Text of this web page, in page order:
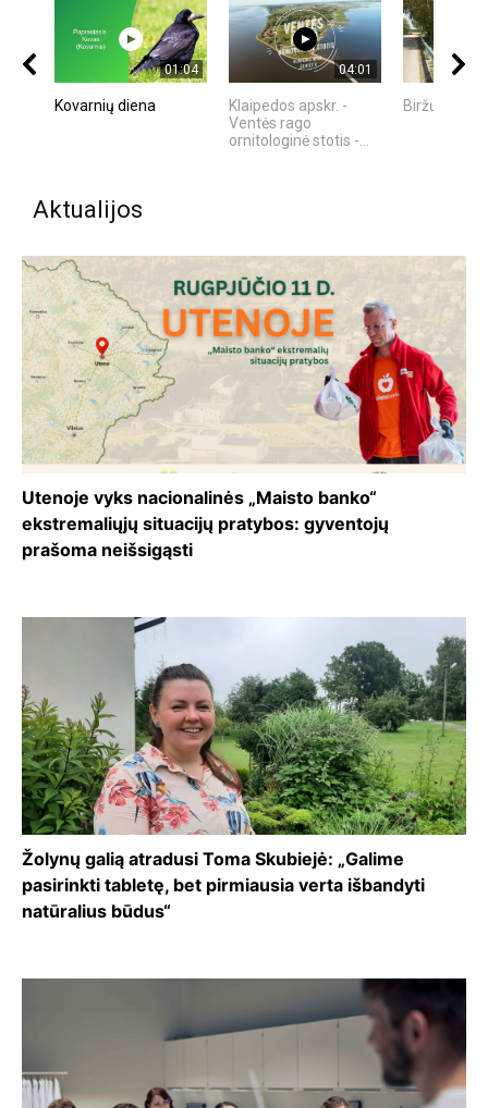
01:04
Kovarnių diena
04:01
Klaipedos apskr. -
Ventės rago
ornitologinė stotis -...
Biržų
Aktualijos
Utenoje vyks nacionalinės „Maisto banko“
ekstremaliųjų situacijų pratybos: gyventojų
prašoma neišsigąsti
Žolynų galią atradusi Toma Skubiejė: „Galime
pasirinkti tabletę, bet pirmiausia verta išbandyti
natūralius būdus“